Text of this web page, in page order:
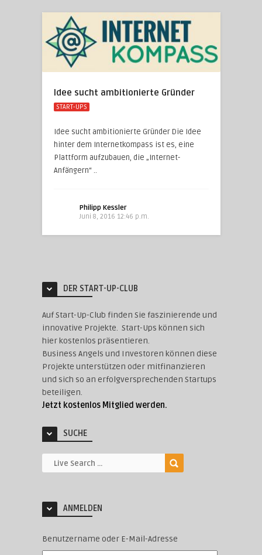
Idee sucht ambitionierte Gründer
START-UPS
Idee sucht ambitionierte Gründer Die Idee
hinter dem Internetkompass ist es, eine
Plattform aufzubauen, die „Internet-
Anfängern“ ..
Philipp Kessler
Juni 8, 2016 12:46 p.m.
DER START-UP-CLUB
Auf Start-Up-Club finden Sie faszinierende und
innovative Projekte. Start-Ups können sich
hier kostenlos präsentieren.
Business Angels und Investoren können diese
Projekte unterstützen oder mitfinanzieren
und sich so an erfolgversprechenden Startups
beteiligen.
Jetzt kostenlos Mitglied werden.
SUCHE
ANMELDEN
Benutzername oder E-Mail-Adresse